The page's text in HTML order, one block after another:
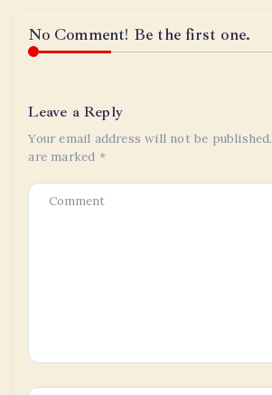
No Comment! Be the first one.
Leave a Reply
Your email address will not be published.
are marked *